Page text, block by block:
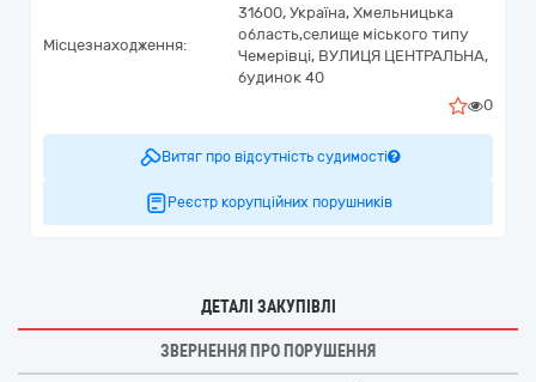
Місцезнаходження:
31600, Україна, Хмельницька
область,селище міського типу
Чемерівці, ВУЛИЦЯ ЦЕНТРАЛЬНА,
будинок 40
0
Витяг про відсутність судимості
Реєстр корупційних порушників
ДЕТАЛІ ЗАКУПІВЛІ
ЗВЕРНЕННЯ ПРО ПОРУШЕННЯ